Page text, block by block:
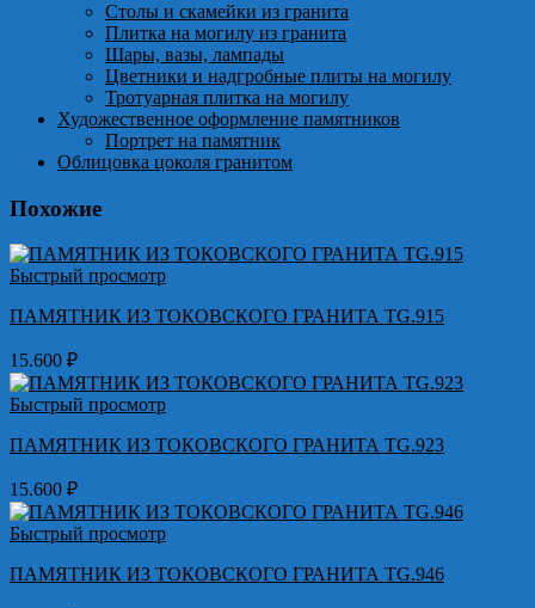
Столы и скамейки из гранита
Плитка на могилу из гранита
Шары, вазы, лампады
Цветники и надгробные плиты на могилу
Тротуарная плитка на могилу
Художественное оформление памятников
Портрет на памятник
Облицовка цоколя гранитом
Похожие
Быстрый просмотр
ПАМЯТНИК ИЗ ТОКОВСКОГО ГРАНИТА TG.915
15.600 ₽
Быстрый просмотр
ПАМЯТНИК ИЗ ТОКОВСКОГО ГРАНИТА TG.923
15.600 ₽
Быстрый просмотр
ПАМЯТНИК ИЗ ТОКОВСКОГО ГРАНИТА TG.946